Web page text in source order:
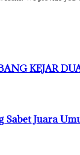
KEJAR
Sabet Juara